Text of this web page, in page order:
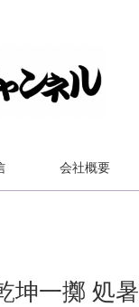
会社概要
坤一擲 処暑